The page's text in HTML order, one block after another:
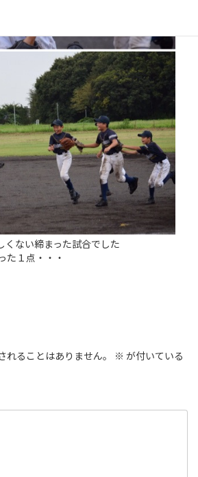
くない締まった試合でした
た１点・・・
れることはありません。 ※ が付いている